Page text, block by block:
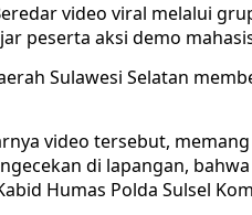
video viral melalui
peserta aksi demo
Sulawesi Selatan
video tersebut,
di lapangan,
Humas Polda Sulsel